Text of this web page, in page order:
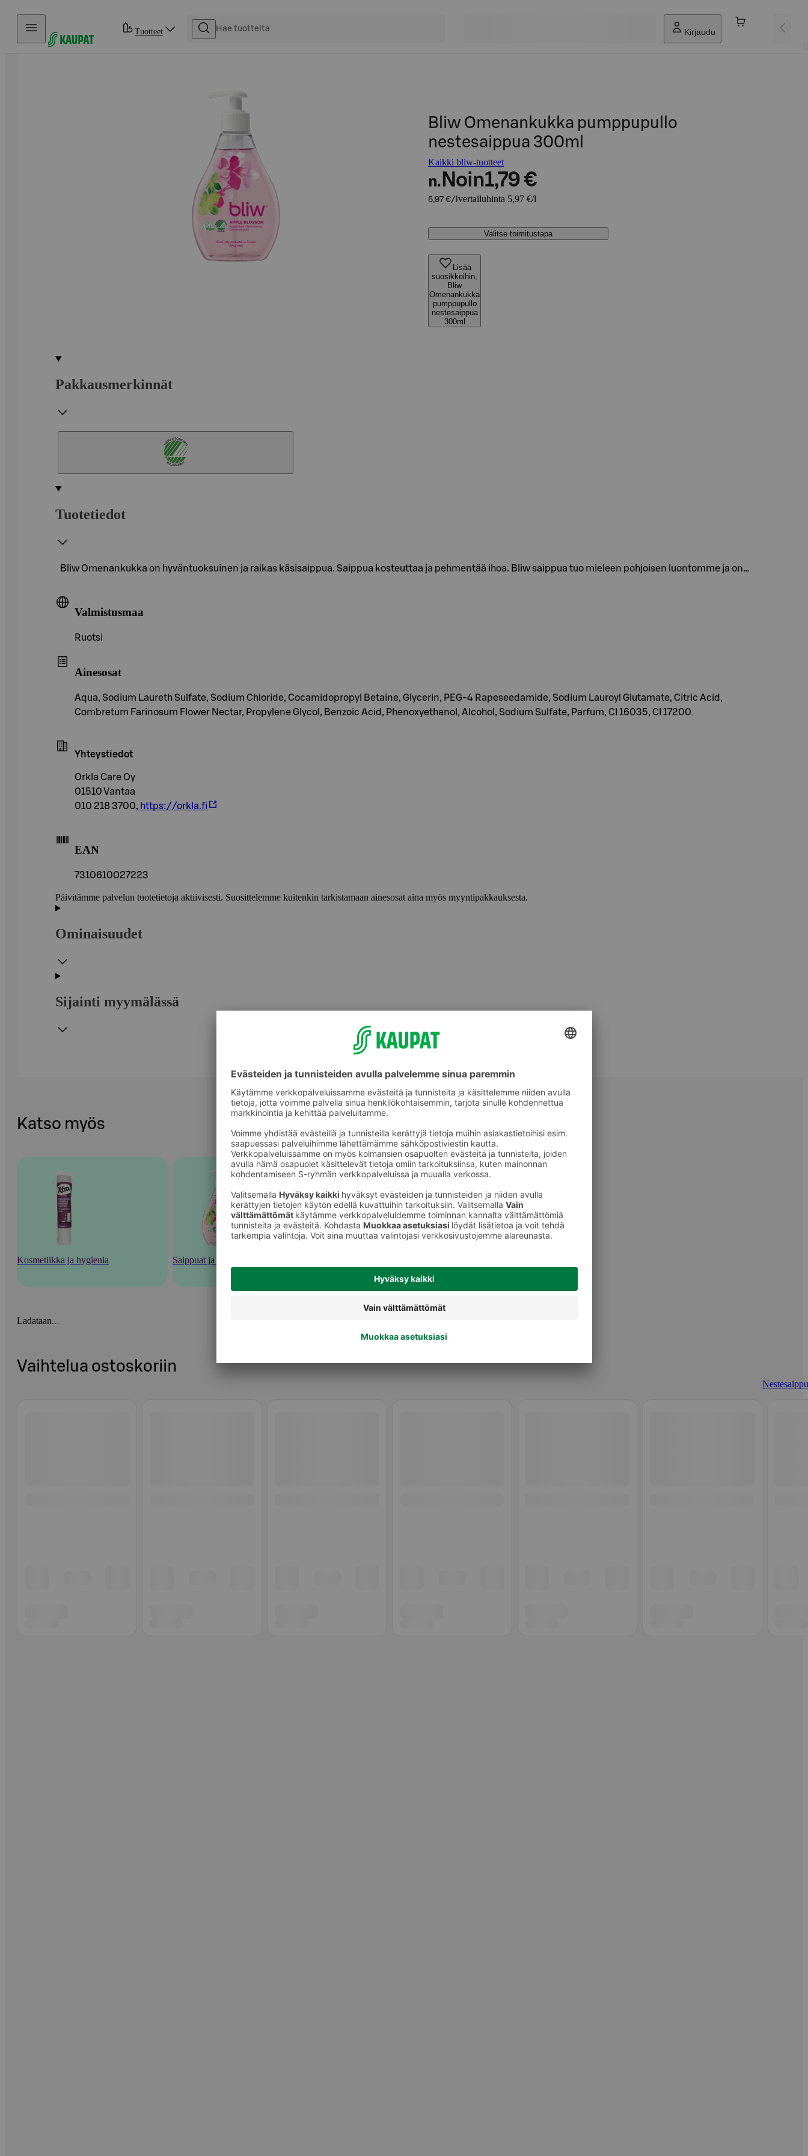
Hyppää sisältöön
Tuotteet Kirjaudu
Bliw Omenankukka pumppupullo
nestesaippua 300ml
Kaikki bliw-tuotteet
n. Noin1,79 €
5,97 €/l vertailuhinta 5,97 €/l
Valitse toimitustapa
Lisää
suosikkeihin,
Bliw
Omenankukka
pumppupullo
nestesaippua
300ml
Pakkausmerkinnät
Tuotetiedot
Bliw Omenankukka on hyväntuoksuinen ja raikas käsisaippua. Saippua kosteuttaa ja pehmentää ihoa. Bliw saippua tuo mieleen pohjoisen luontomme ja on…
Valmistusmaa
Ruotsi
Ainesosat
Aqua, Sodium Laureth Sulfate, Sodium Chloride, Cocamidopropyl Betaine, Glycerin, PEG-4 Rapeseedamide, Sodium Lauroyl Glutamate, Citric Acid,
Combretum Farinosum Flower Nectar, Propylene Glycol, Benzoic Acid, Phenoxyethanol, Alcohol, Sodium Sulfate, Parfum, CI 16035, CI 17200.
Yhteystiedot
Orkla Care Oy
01510 Vantaa
010 218 3700, https://orkla.fi
EAN
7310610027223
Päivitämme palvelun tuotetietoja aktiivisesti. Suosittelemme kuitenkin tarkistamaan ainesosat aina myös myyntipakkauksesta.
Ominaisuudet
Sijainti myymälässä
Katso myös
Kosmetiikka ja hygienia Saippuat ja pesutarvikkeet
Ladataan...
Vaihtelua ostoskoriin